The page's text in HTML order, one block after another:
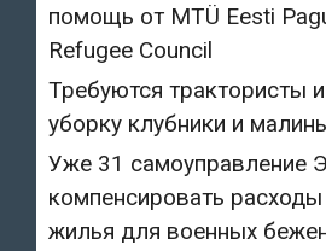
помощь от MTÜ Eesti
Refugee Council
Требуются трактористы
уборку клубники и
Уже 31 самоуправление
компенсировать
жилья для военных